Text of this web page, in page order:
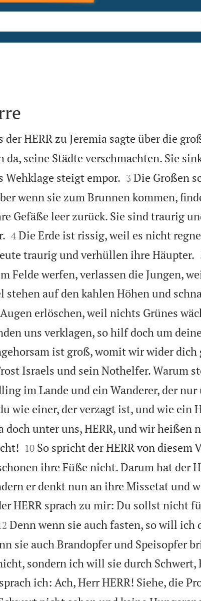
der HERR zu Jeremia sagte über die
seine Städte verschmachten. Sie
Wehklage steigt empor.
3 Die Großen
wenn sie zum Brunnen kommen,
Gefäße leer zurück. Sie sind traurig

4 Die Erde ist rissig, weil es nicht
traurig und verhüllen ihre Häupter.
Felde werfen, verlassen die Jungen,
stehen auf den kahlen Höhen und
erlöschen, weil nichts Grünes
uns verklagen, so hilf doch um
ist groß, womit wir wider dich
Israels und sein Nothelfer. Warum
im Lande und ein Wanderer, der nur
wie einer, der verzagt ist, und wie ein
doch unter uns, HERR, und wir heißen

10 So spricht der HERR von diesem
ihre Füße nicht. Darum hat der
er denkt nun an ihre Missetat und
HERR sprach zu mir: Du sollst nicht
Denn wenn sie auch fasten, so will ich
sie auch Brandopfer und Speisopfer
sondern ich will sie durch Schwert,
ich: Ach, Herr HERR! Siehe, die